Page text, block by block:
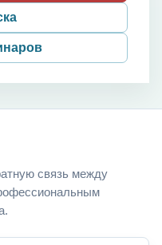
связь между